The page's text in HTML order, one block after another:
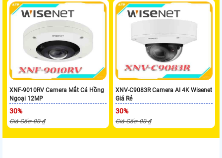
XNF-9010RV Camera Mắt Cá Hồng
Ngoại 12MP
30%
Giá Gốc: 00 ₫
XNV-C9083R Camera AI 4K Wisenet
Giá Rẻ
30%
Giá Gốc: 00 ₫